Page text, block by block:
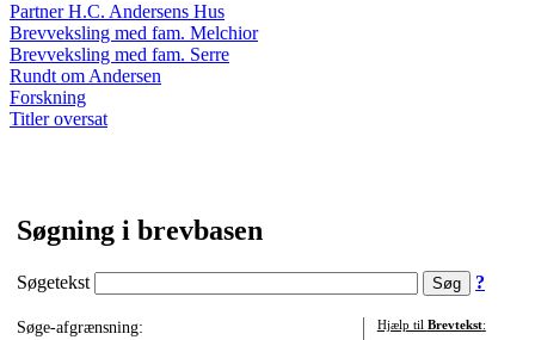
Partner H.C. Andersens Hus
Brevveksling med fam. Melchior
Brevveksling med fam. Serre
Rundt om Andersen
Forskning
Titler oversat
Søgning i brevbasen
Søgetekst ?
Søge-afgrænsning:
Hjælp til Brevtekst: